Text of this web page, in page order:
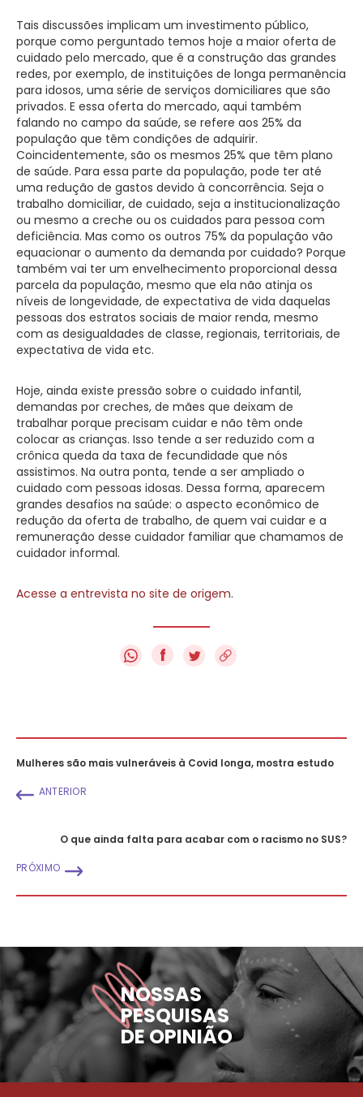
Tais discussões implicam um investimento público,
porque como perguntado temos hoje a maior oferta de
cuidado pelo mercado, que é a construção das grandes
redes, por exemplo, de instituições de longa permanência
para idosos, uma série de serviços domiciliares que são
privados. E essa oferta do mercado, aqui também
falando no campo da saúde, se refere aos 25% da
população que têm condições de adquirir.
Coincidentemente, são os mesmos 25% que têm plano
de saúde. Para essa parte da população, pode ter até
uma redução de gastos devido à concorrência. Seja o
trabalho domiciliar, de cuidado, seja a institucionalização
ou mesmo a creche ou os cuidados para pessoa com
deficiência. Mas como os outros 75% da população vão
equacionar o aumento da demanda por cuidado? Porque
também vai ter um envelhecimento proporcional dessa
parcela da população, mesmo que ela não atinja os
níveis de longevidade, de expectativa de vida daquelas
pessoas dos estratos sociais de maior renda, mesmo
com as desigualdades de classe, regionais, territoriais, de
expectativa de vida etc.
Hoje, ainda existe pressão sobre o cuidado infantil,
demandas por creches, de mães que deixam de
trabalhar porque precisam cuidar e não têm onde
colocar as crianças. Isso tende a ser reduzido com a
crônica queda da taxa de fecundidade que nós
assistimos. Na outra ponta, tende a ser ampliado o
cuidado com pessoas idosas. Dessa forma, aparecem
grandes desafios na saúde: o aspecto econômico de
redução da oferta de trabalho, de quem vai cuidar e a
remuneração desse cuidador familiar que chamamos de
cuidador informal.
Acesse a entrevista no site de origem.
f
Mulheres são mais vulneráveis à Covid longa, mostra estudo
ANTERIOR
O que ainda falta para acabar com o racismo no SUS?
PRÓXIMO
NOSSAS
PESQUISAS
DE OPINIÃO